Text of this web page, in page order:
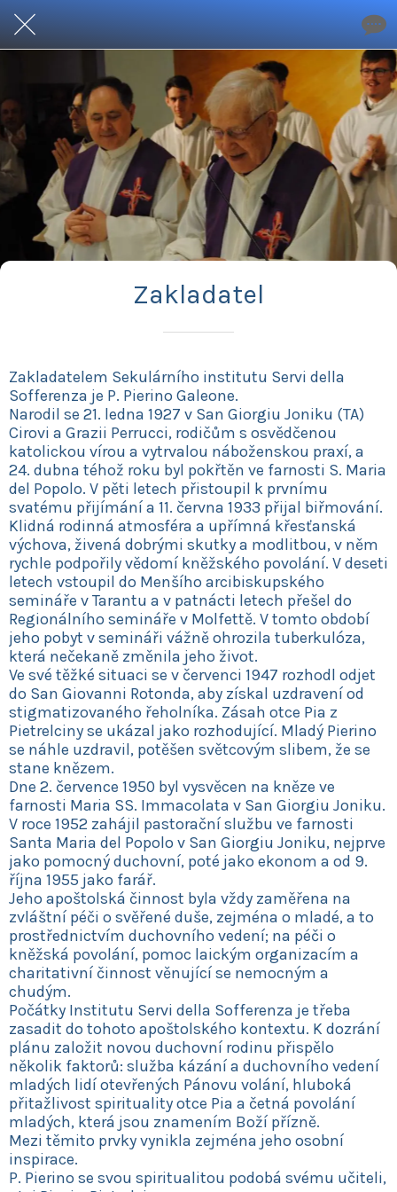
Zakladatel
Zakladatelem Sekulárního institutu Servi della
Sofferenza je P. Pierino Galeone.
Narodil se 21. ledna 1927 v San Giorgiu Joniku (TA)
Cirovi a Grazii Perrucci, rodičům s osvědčenou
katolickou vírou a vytrvalou náboženskou praxí, a
24. dubna téhož roku byl pokřtěn ve farnosti S. Maria
del Popolo. V pěti letech přistoupil k prvnímu
svatému přijímání a 11. června 1933 přijal biřmování.
Klidná rodinná atmosféra a upřímná křesťanská
výchova, živená dobrými skutky a modlitbou, v něm
rychle podpořily vědomí kněžského povolání. V deseti
letech vstoupil do Menšího arcibiskupského
semináře v Tarantu a v patnácti letech přešel do
Regionálního semináře v Molfettě. V tomto období
jeho pobyt v semináři vážně ohrozila tuberkulóza,
která nečekaně změnila jeho život.
Ve své těžké situaci se v červenci 1947 rozhodl odjet
do San Giovanni Rotonda, aby získal uzdravení od
stigmatizovaného řeholníka. Zásah otce Pia z
Pietrelciny se ukázal jako rozhodující. Mladý Pierino
se náhle uzdravil, potěšen světcovým slibem, že se
stane knězem.
Dne 2. července 1950 byl vysvěcen na kněze ve
farnosti Maria SS. Immacolata v San Giorgiu Joniku.
V roce 1952 zahájil pastorační službu ve farnosti
Santa Maria del Popolo v San Giorgiu Joniku, nejprve
jako pomocný duchovní, poté jako ekonom a od 9.
října 1955 jako farář.
Jeho apoštolská činnost byla vždy zaměřena na
zvláštní péči o svěřené duše, zejména o mladé, a to
prostřednictvím duchovního vedení; na péči o
kněžská povolání, pomoc laickým organizacím a
charitativní činnost věnující se nemocným a
chudým.
Počátky Institutu Servi della Sofferenza je třeba
zasadit do tohoto apoštolského kontextu. K dozrání
plánu založit novou duchovní rodinu přispělo
několik faktorů: služba kázání a duchovního vedení
mladých lidí otevřených Pánovu volání, hluboká
přitažlivost spirituality otce Pia a četná povolání
mladých, která jsou znamením Boží přízně.
Mezi těmito prvky vynikla zejména jeho osobní
inspirace.
P. Pierino se svou spiritualitou podobá svému učiteli,